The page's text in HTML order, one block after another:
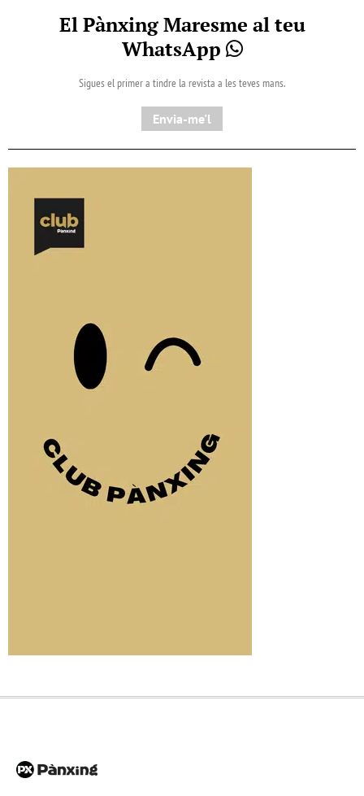
El Pànxing Maresme al teu
WhatsApp
Sigues el primer a tindre la revista a les teves mans.
Envia-me'l